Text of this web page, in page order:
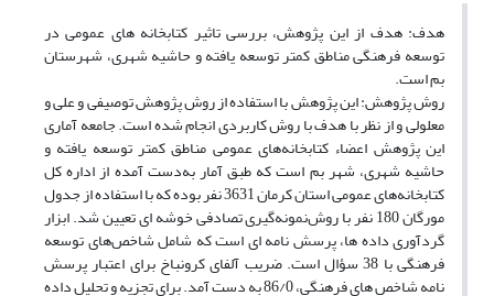
هدف: هدف از این پژوهش، بررسی تاثیر کتابخانه های عمومی در
توسعه فرهنگی مناطق کمتر توسعه یافته و حاشیه شهری، شهرستان
بم است.
روش پژوهش: این پژوهش با استفاده از روش پژوهش توصیفی و علی و
معلولی و از نظر با هدف با روش کاربردی انجام شده است. جامعه آماری
این پژوهش اعضاء کتابخانه‌های عمومی مناطق کمتر توسعه یافته و
حاشیه شهری، شهر بم است که طبق آمار به‌دست آمده از اداره کل
کتابخانه‌های عمومی استان کرمان 3631 نفر بوده که با استفاده از جدول
مورگان 180 نفر با روش‌نمونه‌گیری تصادفی خوشه ای تعیین شد. ابزار
گردآوری داده ها، پرسش نامه ای است که شامل شاخص‌های توسعه
فرهنگی با 38 سؤال است. ضریب آلفای کرونباخ برای اعتبار پرسش
نامه‌ شاخص های فرهنگی، 86/0 به دست آمد. برای تجزیه و تحلیل داده